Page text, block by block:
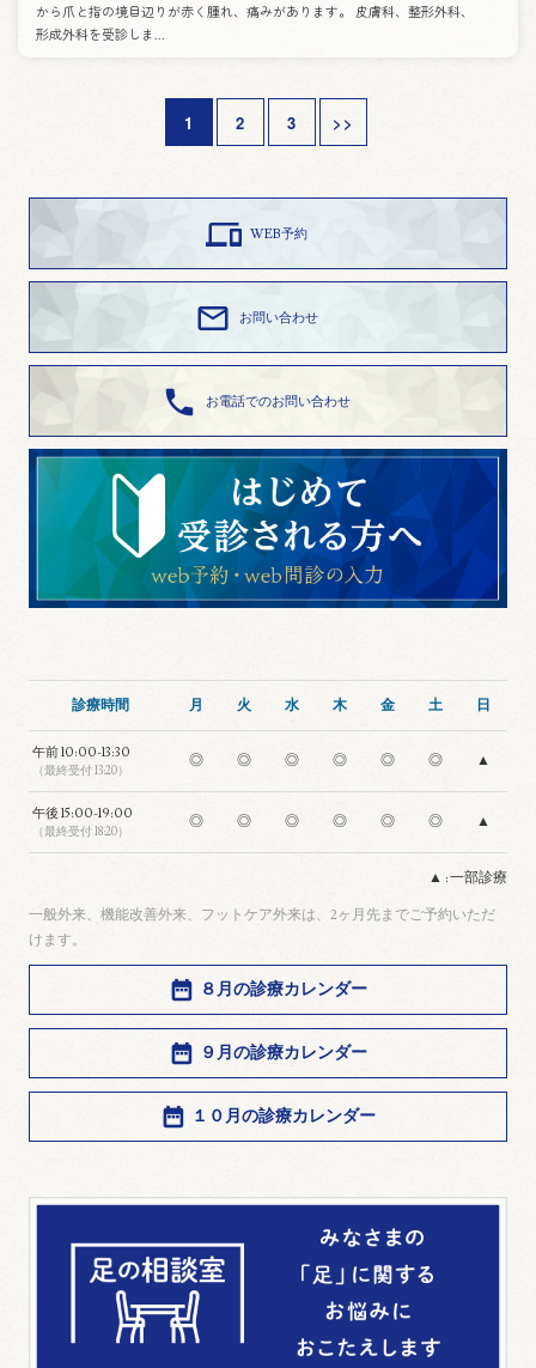
から爪と指の境目辺りが赤く腫れ、痛みがあります。 皮膚科、整形外科、
形成外科を受診しま...
1 2 3 >>
 WEB予約
 お問い合わせ
 お電話でのお問い合わせ
診療時間 月 火 水 木 金 土 日
午前10:00-13:30
（最終受付 13:20）
◎ ◎ ◎ ◎ ◎ ◎ ▲
午後15:00-19:00
（最終受付 18:20）
◎ ◎ ◎ ◎ ◎ ◎ ▲
▲ : 一部診療
一般外来、機能改善外来、フットケア外来は、2ヶ月先までご予約いただ
けます。
８月の診療カレンダー
９月の診療カレンダー
１０月の診療カレンダー